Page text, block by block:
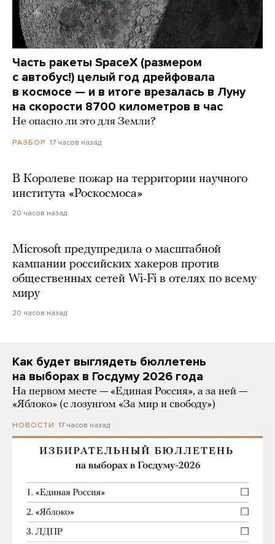
Часть ракеты SpaceX (размером
с автобус!) целый год дрейфовала
в космосе — и в итоге врезалась в Луну
на скорости 8700 километров в час
Не опасно ли это для Земли?
РАЗБОР 17 часов назад
В Королеве пожар на территории научного
института «Роскосмоса»
20 часов назад
Microsoft предупредила о масштабной
кампании российских хакеров против
общественных сетей Wi-Fi в отелях по всему
миру
20 часов назад
Как будет выглядеть бюллетень
на выборах в Госдуму 2026 года
На первом месте — «Единая Россия», а за ней —
«Яблоко» (с лозунгом «За мир и свободу»)
НОВОСТИ 17 часов назад